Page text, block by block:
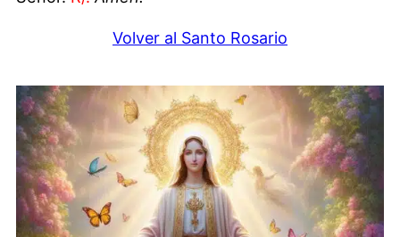
Volver al Santo Rosario